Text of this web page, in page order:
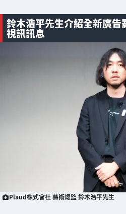
鈴木浩平先生介紹全新廣告
視訊訊息
Plaud株式會社 藝術總監 鈴木浩平先生